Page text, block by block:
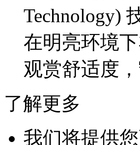
Technology) 技
在明亮环境下
观赏舒适度
了解更多
我们将提供